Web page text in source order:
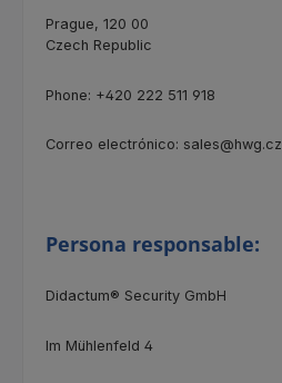
Prague, 120 00
Czech Republic
Phone: +420 222 511 918
Correo electrónico: sales@hwg.cz
Persona responsable:
Didactum® Security GmbH
Im Mühlenfeld 4